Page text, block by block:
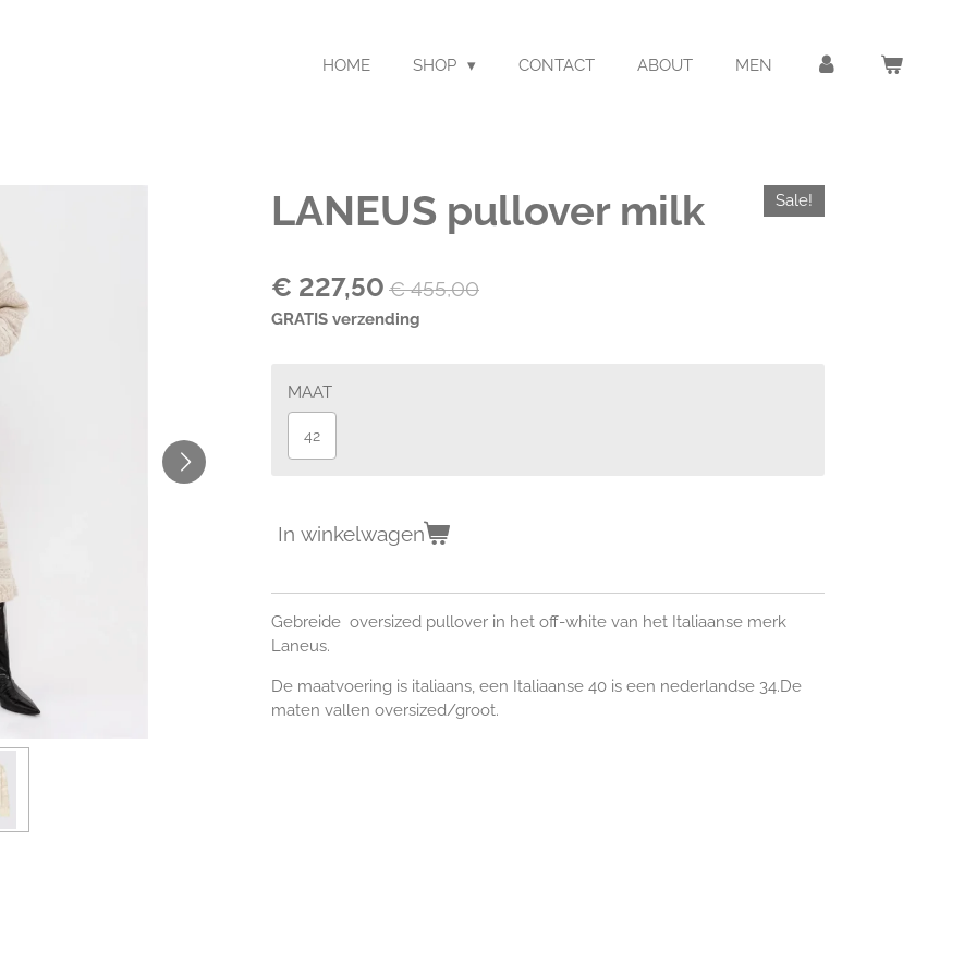
HOME SHOP CONTACT ABOUT MEN
LANEUS pullover milk Sale!
€ 227,50 € 455,00
GRATIS verzending
MAAT
42
In winkelwagen
Gebreide oversized pullover in het off-white van het Italiaanse merk
Laneus.
De maatvoering is italiaans, een Italiaanse 40 is een nederlandse 34.De
maten vallen oversized/groot.